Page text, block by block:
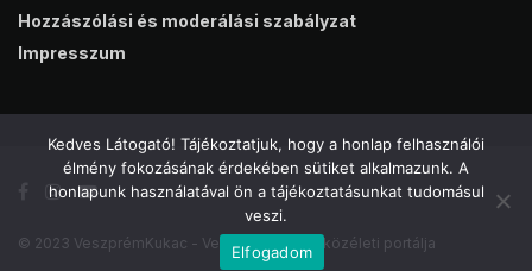
Hozzászólási és moderálási szabályzat
Impresszum
© 2023 VeszprémKukac - Veszprém online közéleti portálja
Kedves Látogató! Tájékoztatjuk, hogy a honlap felhasználói
élmény fokozásának érdekében sütiket alkalmazunk. A
honlapunk használatával ön a tájékoztatásunkat tudomásul
veszi.
Elfogadom